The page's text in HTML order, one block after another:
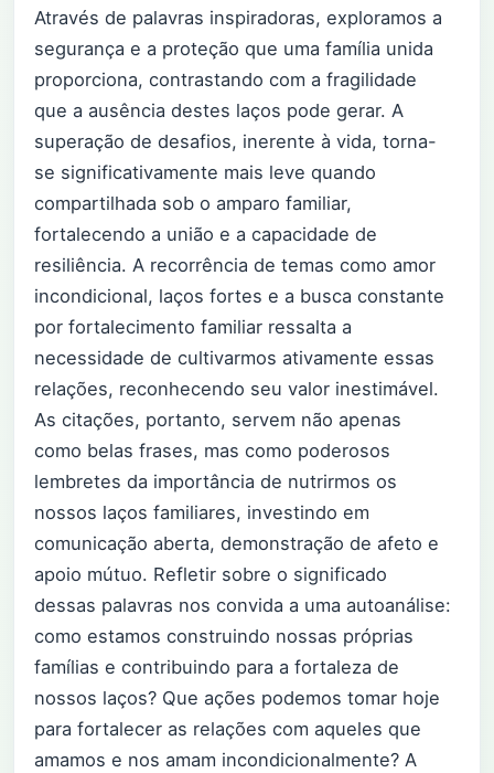
Através de palavras inspiradoras, exploramos a
segurança e a proteção que uma família unida
proporciona, contrastando com a fragilidade
que a ausência destes laços pode gerar. A
superação de desafios, inerente à vida, torna-
se significativamente mais leve quando
compartilhada sob o amparo familiar,
fortalecendo a união e a capacidade de
resiliência. A recorrência de temas como amor
incondicional, laços fortes e a busca constante
por fortalecimento familiar ressalta a
necessidade de cultivarmos ativamente essas
relações, reconhecendo seu valor inestimável.
As citações, portanto, servem não apenas
como belas frases, mas como poderosos
lembretes da importância de nutrirmos os
nossos laços familiares, investindo em
comunicação aberta, demonstração de afeto e
apoio mútuo. Refletir sobre o significado
dessas palavras nos convida a uma autoanálise:
como estamos construindo nossas próprias
famílias e contribuindo para a fortaleza de
nossos laços? Que ações podemos tomar hoje
para fortalecer as relações com aqueles que
amamos e nos amam incondicionalmente? A